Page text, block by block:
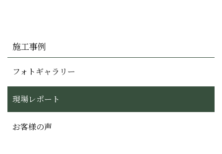
施工事例
フォトギャラリー
現場レポート
お客様の声